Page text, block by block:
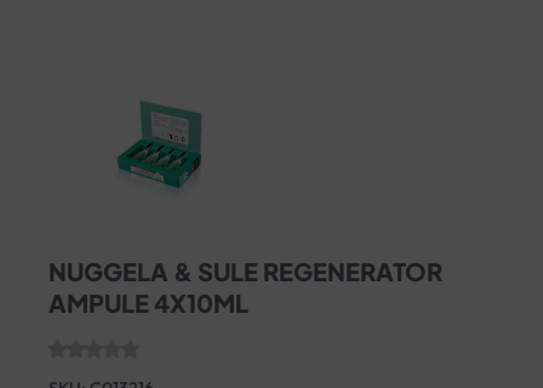
NUGGELA & SULE REGENERATOR
AMPULE 4X10ML